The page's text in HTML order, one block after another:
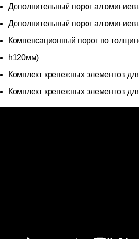
Дополнительный порог
Дополнительный порог
Компенсационный порог по
h120мм)
Комплект крепежных элементов
Комплект крепежных элементов